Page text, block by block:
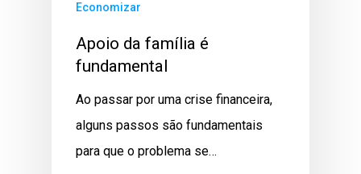
Economizar
Apoio da família é
fundamental
Ao passar por uma crise financeira,
alguns passos são fundamentais
para que o problema se…